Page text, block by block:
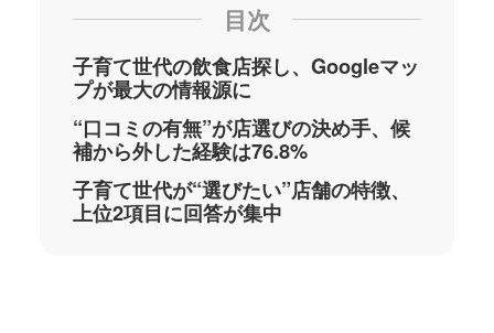
目次
子育て世代の飲食店探し、Googleマッ
プが最大の情報源に
“口コミの有無”が店選びの決め手、候
補から外した経験は76.8%
子育て世代が“選びたい”店舗の特徴、
上位2項目に回答が集中